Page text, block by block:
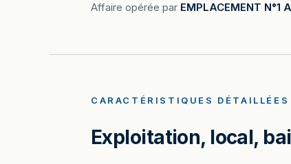
Affaire opérée par EMPLACEMENT N°1
CARACTÉRISTIQUES DÉTAILLÉES
Exploitation, local,